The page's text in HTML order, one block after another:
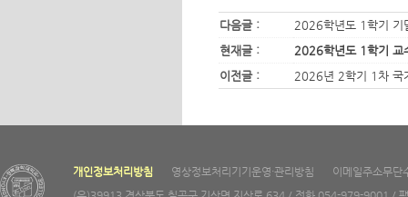
다음글 :
2026학년도 1학기 기
현재글 :
2026학년도 1학기 교
이전글 :
2026년 2학기 1차 국
개인정보처리방침 영상정보처리기기운영·관리방침
이메일주소무단